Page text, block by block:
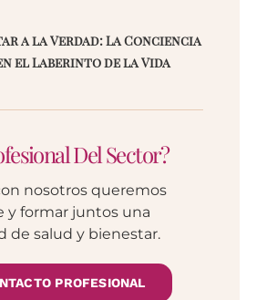
a la Verdad: La Conciencia
el Laberinto de la Vida
Del Sector?
nosotros queremos
y formar juntos una
de salud y bienestar.
PROFESIONAL